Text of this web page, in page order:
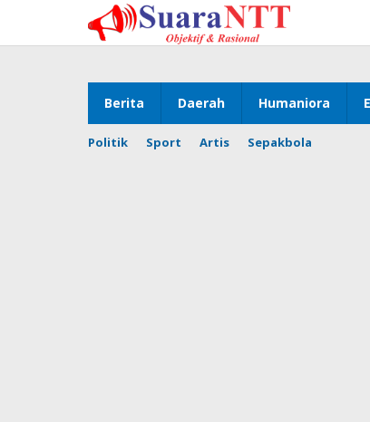
konten
Berita Daerah Humaniora
Politik Sport Artis Sepakbola